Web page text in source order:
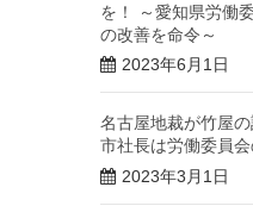
を！ ～愛知県労働
の改善を命令～
2023年6月1日
名古屋地裁が竹屋
市社長は労働委員
2023年3月1日